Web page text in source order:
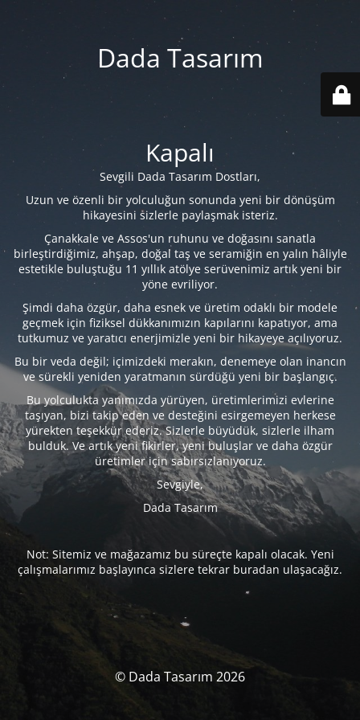
Dada Tasarım
Kapalı
Sevgili Dada Tasarım Dostları,
Uzun ve özenli bir yolculuğun sonunda yeni bir dönüşüm
hikayesini sizlerle paylaşmak isteriz.
Çanakkale ve Assos'un ruhunu ve doğasını sanatla
birleştirdiğimiz, ahşap, doğal taş ve seramiğin en yalın hâliyle
estetikle buluştuğu 11 yıllık atölye serüvenimiz artık yeni bir
yöne evriliyor.
Şimdi daha özgür, daha esnek ve üretim odaklı bir modele
geçmek için fiziksel dükkanımızın kapılarını kapatıyor, ama
tutkumuz ve yaratıcı enerjimizle yeni bir hikayeye açılıyoruz.
Bu bir veda değil; içimizdeki merakın, denemeye olan inancın
ve sürekli yeniden yaratmanın sürdüğü yeni bir başlangıç.
Bu yolculukta yanımızda yürüyen, üretimlerimizi evlerine
taşıyan, bizi takip eden ve desteğini esirgemeyen herkese
yürekten teşekkür ederiz. Sizlerle büyüdük, sizlerle ilham
bulduk. Ve artık yeni fikirler, yeni buluşlar ve daha özgür
üretimler için sabırsızlanıyoruz.
Sevgiyle,
Dada Tasarım
Not: Sitemiz ve mağazamız bu süreçte kapalı olacak. Yeni
çalışmalarımız başlayınca sizlere tekrar buradan ulaşacağız.
© Dada Tasarım 2026